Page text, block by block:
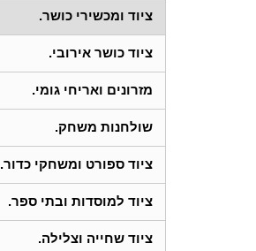
ציוד ומכשירי כושר.
ציוד כושר אירובי.
מזרונים ואריחי גומי.
שולחנות משחק.
ציוד ספורט ומשחקי כדור.
ציוד למוסדות ובתי ספר.
ציוד שחייה וצלילה.